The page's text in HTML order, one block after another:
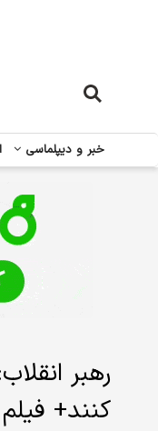
خبر و دیپلماسی
رهبر
کنند+ فیلم